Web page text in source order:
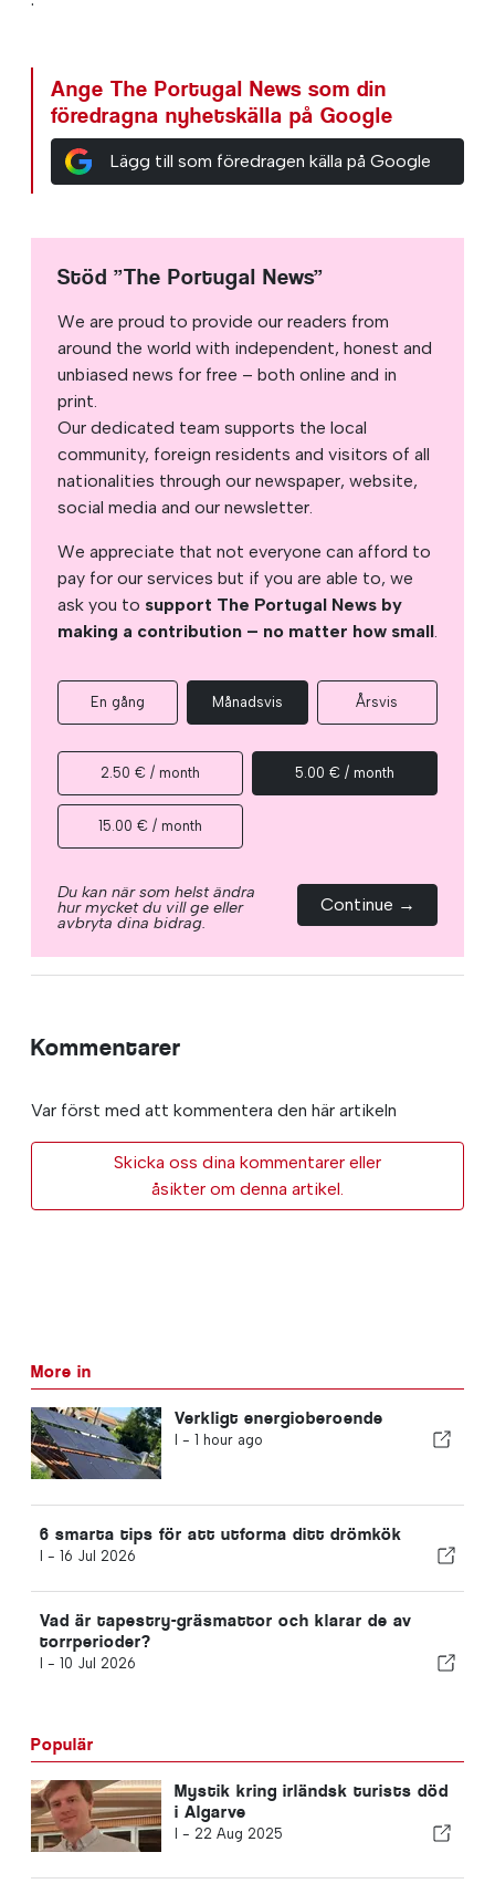
Ange The Portugal News som din
föredragna nyhetskälla på Google
Lägg till som föredragen källa på Google
Stöd ”The Portugal News”
We are proud to provide our readers from
around the world with independent, honest and
unbiased news for free – both online and in
print.
Our dedicated team supports the local
community, foreign residents and visitors of all
nationalities through our newspaper, website,
social media and our newsletter.
We appreciate that not everyone can afford to
pay for our services but if you are able to, we
ask you to support The Portugal News by
making a contribution – no matter how small.
En gång Månadsvis Årsvis
2.50 € / month 5.00 € / month
15.00 € / month
Du kan när som helst ändra
hur mycket du vill ge eller
avbryta dina bidrag.
Continue →
Kommentarer
Var först med att kommentera den här artikeln
Skicka oss dina kommentarer eller
åsikter om denna artikel.
More in
Verkligt energioberoende
I - 1 hour ago
6 smarta tips för att utforma ditt drömkök
I - 16 Jul 2026
Vad är tapestry-gräsmattor och klarar de av
torrperioder?
I - 10 Jul 2026
Populär
Mystik kring irländsk turists död
i Algarve
I - 22 Aug 2025